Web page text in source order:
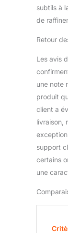
subtils à
de
Retour
Les avis
une note
produit
client a
livraison,
support
certains
une